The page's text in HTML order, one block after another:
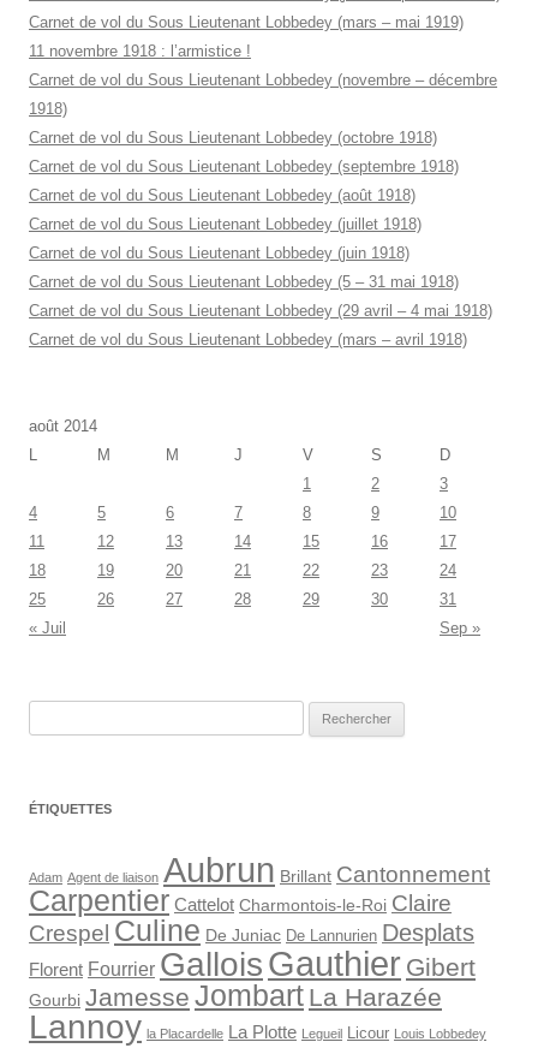
Carnet de vol du Sous Lieutenant Lobbedey (mars – mai 1919)
11 novembre 1918 : l’armistice !
Carnet de vol du Sous Lieutenant Lobbedey (novembre – décembre
1918)
Carnet de vol du Sous Lieutenant Lobbedey (octobre 1918)
Carnet de vol du Sous Lieutenant Lobbedey (septembre 1918)
Carnet de vol du Sous Lieutenant Lobbedey (août 1918)
Carnet de vol du Sous Lieutenant Lobbedey (juillet 1918)
Carnet de vol du Sous Lieutenant Lobbedey (juin 1918)
Carnet de vol du Sous Lieutenant Lobbedey (5 – 31 mai 1918)
Carnet de vol du Sous Lieutenant Lobbedey (29 avril – 4 mai 1918)
Carnet de vol du Sous Lieutenant Lobbedey (mars – avril 1918)
août 2014
L
M M J V S
D
1
2
3
4
5 6 7 8 9
10
11
12 13 14 15 16
17
18
19 20 21 22 23
24
25
26 27 28 29 30
31
« Juil
Sep »
ÉTIQUETTES
Adam Agent de liaison Aubrun Brillant Cantonnement
Carpentier Cattelot Charmontois-le-Roi Claire
Crespel Culine De Juniac De Lannurien Desplats
Florent Fourrier GalloisGauthier Gibert
Gourbi Jamesse Jombart La Harazée
Lannoy la Placardelle La Plotte Legueil Licour Louis Lobbedey